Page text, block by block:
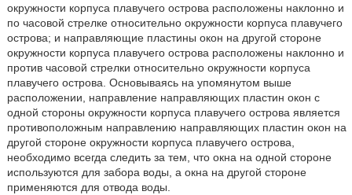
окружности корпуса плавучего острова расположены наклонно и
по часовой стрелке относительно окружности корпуса плавучего
острова; и направляющие пластины окон на другой стороне
окружности корпуса плавучего острова расположены наклонно и
против часовой стрелки относительно окружности корпуса
плавучего острова. Основываясь на упомянутом выше
расположении, направление направляющих пластин окон с
одной стороны окружности корпуса плавучего острова является
противоположным направлению направляющих пластин окон на
другой стороне окружности корпуса плавучего острова,
необходимо всегда следить за тем, что окна на одной стороне
используются для забора воды, а окна на другой стороне
применяются для отвода воды.